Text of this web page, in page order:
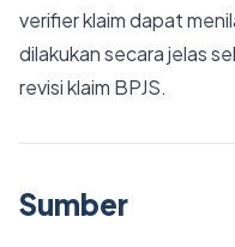
verifier klaim dapat
dilakukan secara jelas
revisi klaim BPJS.
Sumber